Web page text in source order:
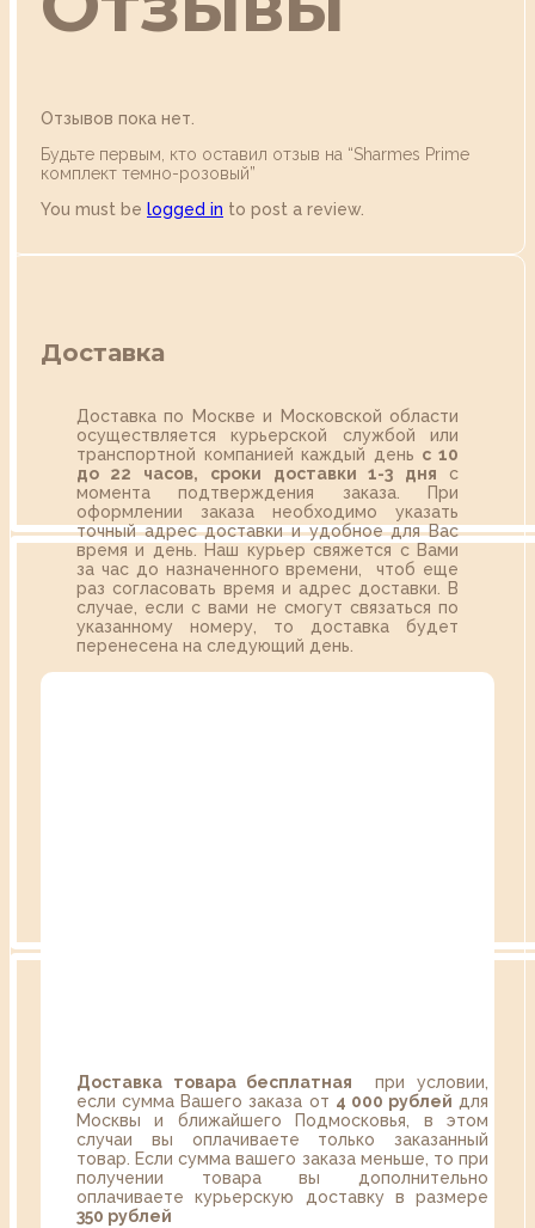
Отзывов пока нет.
Будьте первым, кто оставил отзыв на “Sharmes Prime
комплект темно-розовый”
You must be logged in to post a review.
Доставка
Доставка по Москве и Московской области
осуществляется курьерской службой или
транспортной компанией каждый день с 10
до 22 часов,
сроки доставки 1-3 дня с
момента подтверждения заказа. При
оформлении заказа необходимо указать
точный адрес доставки и удобное для Вас
время и день. Наш курьер свяжется с Вами
за час до назначенного времени, чтоб еще
раз согласовать время и адрес доставки. В
случае, если с вами не смогут связаться по
указанному номеру, то доставка будет
перенесена на следующий день.
Доставка товара бесплатная при условии,
если сумма Вашего заказа от 4 000 рублей для
Москвы и ближайшего Подмосковья, в этом
случаи вы оплачиваете только заказанный
товар. Если сумма вашего заказа меньше, то при
получении товара вы дополнительно
оплачиваете курьерскую доставку в размере
350 рублей